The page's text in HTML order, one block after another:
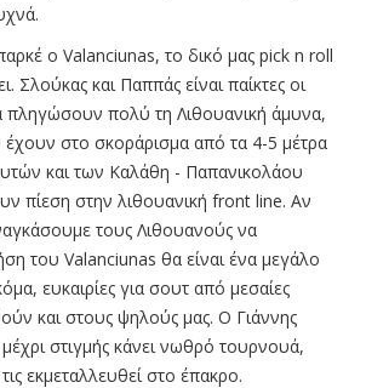
ο Valanciunas, το δικό μας pick n roll
Σλούκας και Παππάς είναι παίκτες οι
πληγώσουν πολύ τη Λιθουανική άμυνα,
έχουν στο σκοράρισμα από τα 4-5 μέτρα
και των Καλάθη - Παπανικολάου
πίεση στην λιθουανική front line. Αν
τους Λιθουανούς να
του Valanciunas θα είναι ένα μεγάλο
ευκαιρίες για σουτ από μεσαίες
και στους ψηλούς μας. Ο Γιάννης
στιγμής κάνει νωθρό τουρνουά,
εκμεταλλευθεί στο έπακρο.